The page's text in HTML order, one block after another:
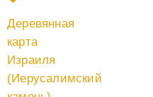
Деревянная
карта
Израиля
(Иерусалимский